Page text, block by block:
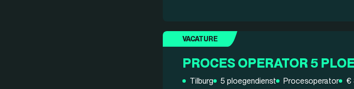
VACATURE
PROCES OPERATOR 5
Tilburg 5 ploegendienst Procesoperator €